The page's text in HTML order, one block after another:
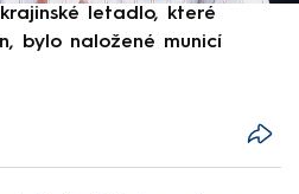
letadlo, které
bylo naložené municí